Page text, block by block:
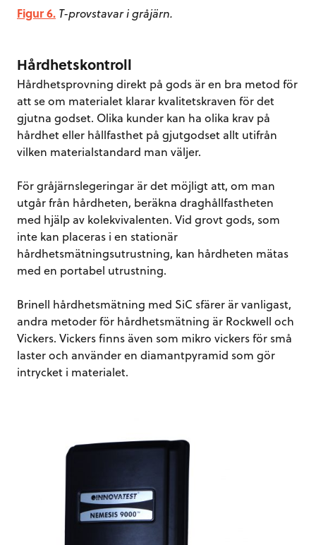
Figur 6. T-provstavar i gråjärn.
Hårdhetskontroll
Hårdhetsprovning direkt på gods är en bra metod för
att se om materialet klarar kvalitetskraven för det
gjutna godset. Olika kunder kan ha olika krav på
hårdhet eller hållfasthet på gjutgodset allt utifrån
vilken materialstandard man väljer.
För gråjärnslegeringar är det möjligt att, om man
utgår från hårdheten, beräkna draghållfastheten
med hjälp av kolekvivalenten. Vid grovt gods, som
inte kan placeras i en stationär
hårdhetsmätningsutrustning, kan hårdheten mätas
med en portabel utrustning.
Brinell hårdhetsmätning med SiC sfärer är vanligast,
andra metoder för hårdhetsmätning är Rockwell och
Vickers. Vickers finns även som mikro vickers för små
laster och använder en diamantpyramid som gör
intrycket i materialet.